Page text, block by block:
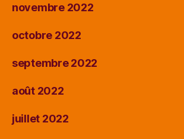
novembre 2022
octobre 2022
septembre 2022
août 2022
juillet 2022